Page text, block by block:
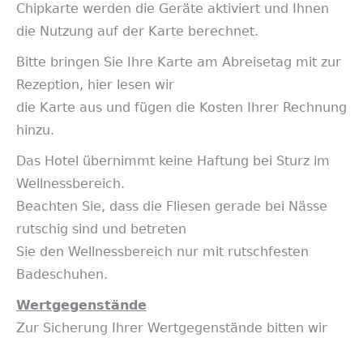
Chipkarte werden die Geräte aktiviert und Ihnen
die Nutzung auf der Karte berechnet.
Bitte bringen Sie Ihre Karte am Abreisetag mit zur
Rezeption, hier lesen wir
die Karte aus und fügen die Kosten Ihrer Rechnung
hinzu.
Das Hotel übernimmt keine Haftung bei Sturz im
Wellnessbereich.
Beachten Sie, dass die Fliesen gerade bei Nässe
rutschig sind und betreten
Sie den Wellnessbereich nur mit rutschfesten
Badeschuhen.
Wertgegenstände
Zur Sicherung Ihrer Wertgegenstände bitten wir